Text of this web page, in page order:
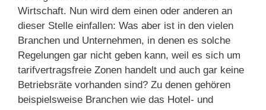
Wirtschaft. Nun wird dem einen oder anderen an
dieser Stelle einfallen: Was aber ist in den vielen
Branchen und Unternehmen, in denen es solche
Regelungen gar nicht geben kann, weil es sich um
tarifvertragsfreie Zonen handelt und auch gar keine
Betriebsräte vorhanden sind? Zu denen gehören
beispielsweise Branchen wie das Hotel- und